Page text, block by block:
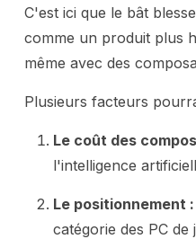
C'est ici que le bât
comme un produit plus
même avec des
Plusieurs facteurs
Le coût des
l'intelligence
Le positionnement :
catégorie des PC